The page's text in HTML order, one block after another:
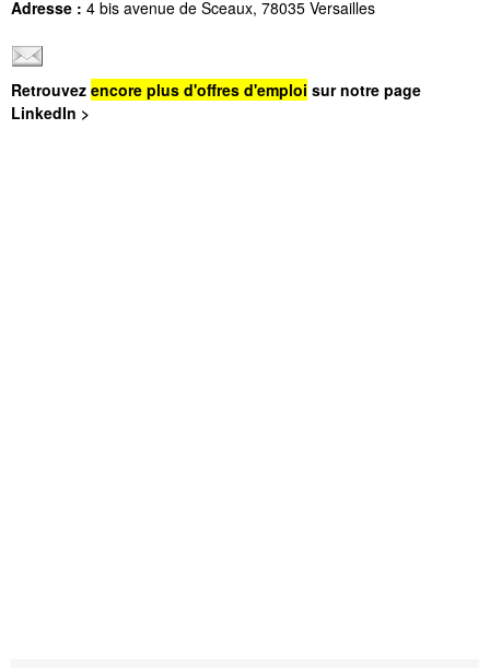
Adresse : 4 bis avenue de Sceaux, 78035 Versailles
Retrouvez encore plus d'offres d'emploi sur notre page
LinkedIn >